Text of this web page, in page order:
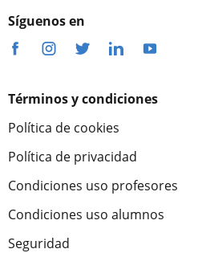
Síguenos en
Términos y condiciones
Política de cookies
Política de privacidad
Condiciones uso profesores
Condiciones uso alumnos
Seguridad